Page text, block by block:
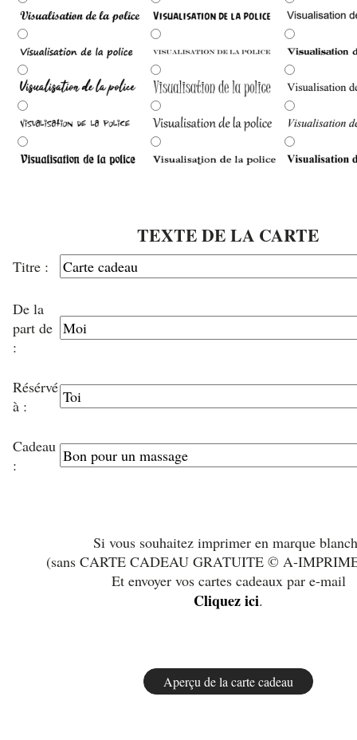
TEXTE DE LA CARTE
Titre :
De la
part de
:
Résérvé
à :
Cadeau
:
Si vous souhaitez imprimer en marque
(sans CARTE CADEAU GRATUITE © A-
Et envoyer vos cartes cadeaux par e-mail
Cliquez ici.